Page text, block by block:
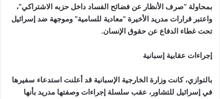
بمحاولة “صرف الأنظار عن فضائح الفساد داخل حزبه الاشتراكي”،
واعتبر قرارات مدريد الأخيرة “معادية للسامية” وموجهة ضد إسرائيل
تحت غطاء الدفاع عن حقوق الإنسان.
إجراءات عقابية إسبانية
بالتوازي، كانت وزارة الخارجية الإسبانية قد أعلنت استدعاء سفيرها
في إسرائيل للتشاور، عقب سلسلة إجراءات وصفتها مدريد بأنها